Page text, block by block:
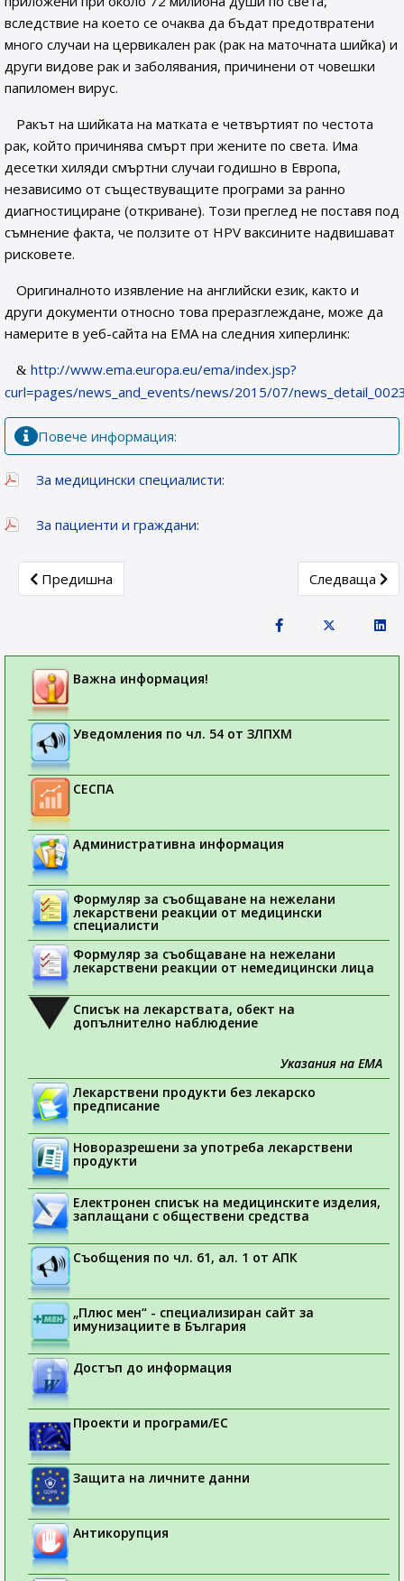
вследствие на което се очаква да бъдат предотвратени
много случаи на цервикален рак (рак на маточната шийка) и
други видове рак и заболявания, причинени от човешки
папиломен вирус.
Ракът на шийката на матката е четвъртият по честота
рак, който причинява смърт при жените по света. Има
десетки хиляди смъртни случаи годишно в Европа,
независимо от съществуващите програми за ранно
диагностициране (откриване). Този преглед не поставя под
съмнение факта, че ползите от HPV ваксините надвишават
рисковете.
Оригиналното изявление на английски език, както и
други документи относно това преразглеждане, може да
намерите в уеб-сайта на ЕМА на следния хиперлинк:
http://www.ema.europa.eu/ema/index.jsp?
curl=pages/news_and_events/news/2015/07/
Повече информация:
За медицински специалисти:
За пациенти и граждани:
Previous article: Меморандум за сътрудничество между
Предишна Next article:
Следваща
Важна информация!
Уведомления по чл. 54 от ЗЛПХМ
СЕСПА
Административна информация
Формуляр за съобщаване на нежелани
лекарствени реакции от медицински
специалисти
Формуляр за съобщаване на нежелани
лекарствени реакции от немедицински лица
Списък на лекарствата, обект на
допълнително наблюдение
Указания на ЕМА
Лекарствени продукти без лекарско
предписание
Новоразрешени за употреба лекарствени
продукти
Електронен списък на медицинските изделия,
заплащани с обществени средства
Съобщения по чл. 61, ал. 1 от АПК
„Плюс мен“ - специализиран сайт за
имунизациите в България
Достъп до информация
Проекти и програми/ЕС
Защита на личните данни
Антикорупция